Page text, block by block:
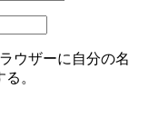
ウザーに自分の名
。